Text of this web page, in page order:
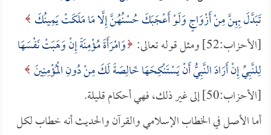
تَبَدَّلَ بِهِنَّ مِنْ أَزْوَاجٍ وَلَوْ أَعْجَبَكَ حُسْنُهُنَّ إِلَّا مَا مَلَكَتْ يَمِينُكَ
[الأحزاب:52] ومثل قوله تعالى:
وَامْرَأَةً مُؤْمِنَةً إِنْ وَهَبَتْ نَفْسَهَا
لِلنَّبِيِّ إِنْ أَرَادَ النَّبِيُّ أَنْ يَسْتَنْكِحَهَا خَالِصَةً لَكَ مِنْ دُونِ الْمُؤْمِنِينَ
[الأحزاب:50] إلى غير ذلك، فهي أحكام قليلة.
أما الأصل في الخطاب الإسلامي والقرآن والحديث أنه خطاب لكل